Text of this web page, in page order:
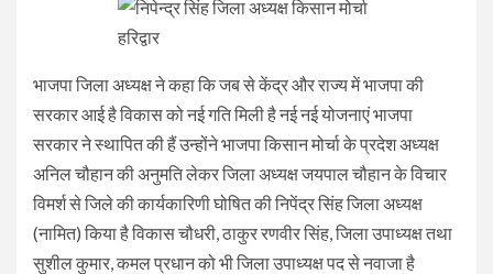
भाजपा जिला अध्यक्ष ने कहा कि जब से केंद्र और राज्य में भाजपा की
सरकार आई है विकास को नई गति मिली है नई नई योजनाएं भाजपा
सरकार ने स्थापित की हैं उन्होंने भाजपा किसान मोर्चा के प्रदेश अध्यक्ष
अनिल चौहान की अनुमति लेकर जिला अध्यक्ष जयपाल चौहान के विचार
विमर्श से जिले की कार्यकारिणी घोषित की निपेंद्र सिंह जिला अध्यक्ष
(नामित) किया है विकास चौधरी, ठाकुर रणवीर सिंह, जिला उपाध्यक्ष तथा
सुशील कुमार, कमल प्रधान को भी जिला उपाध्यक्ष पद से नवाजा है